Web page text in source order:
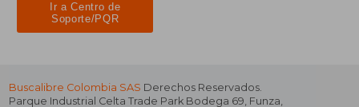
Ir a Centro de
Soporte/PQR
Buscalibre Colombia SAS Derechos Reservados.
Parque Industrial Celta Trade Park Bodega 69, Funza,